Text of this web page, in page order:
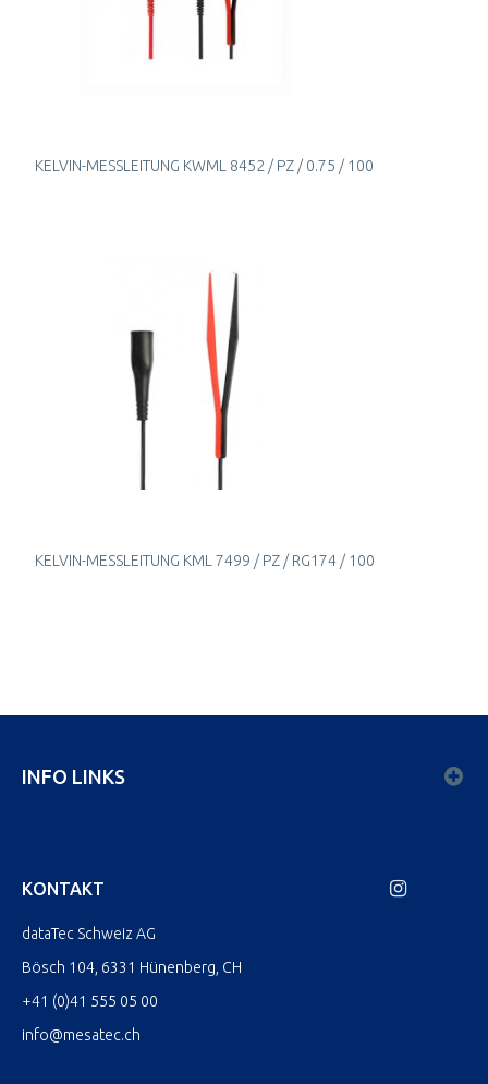
KELVIN-MESSLEITUNG KWML 8452 / PZ / 0.75 / 100
KELVIN-MESSLEITUNG KML 7499 / PZ / RG174 / 100
INFO LINKS
KONTAKT
dataTec Schweiz AG
Bösch 104, 6331 Hünenberg, CH
+41 (0)41 555 05 00
info@mesatec.ch